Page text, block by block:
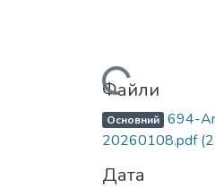
Вантажиться...Файли
Основний 694-
20260108.pdf
Дата